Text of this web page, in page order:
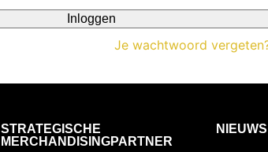
Inloggen
Je wachtwoord
STRATEGISCHE
MERCHANDISINGPARTNER